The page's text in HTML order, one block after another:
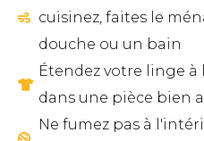
cuisinez, faites le
douche ou un bain
Étendez votre linge à
dans une pièce bien
Ne fumez pas à